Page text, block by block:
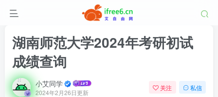
湖南师范大学2024年考研初试
成绩查询
小艾同学
2024年2月26日更新
关注 私信